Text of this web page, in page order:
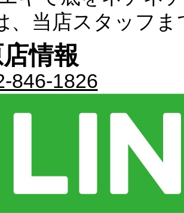
、当店スタッフ
情報
846-1826